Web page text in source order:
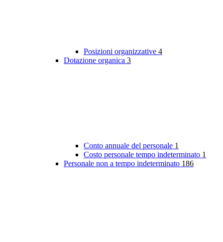
Posizioni organizzative 4
Dotazione organica 3
Conto annuale del personale 1
Costo personale tempo indeterminato 1
Personale non a tempo indeterminato 186